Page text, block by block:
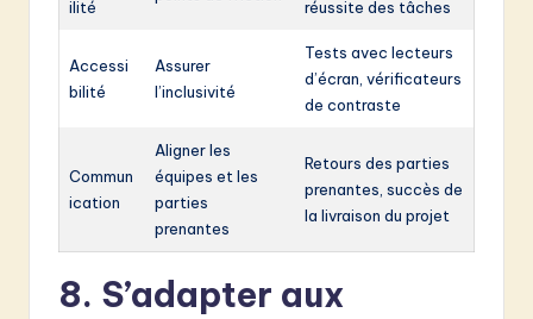
ilité
réussite des tâches
Accessi
bilité
Assurer
l’inclusivité
Tests avec lecteurs
d’écran, vérificateurs
de contraste
Commun
ication
Aligner les
équipes et les
parties
prenantes
Retours des parties
prenantes, succès de
la livraison du projet
8. S’adapter aux